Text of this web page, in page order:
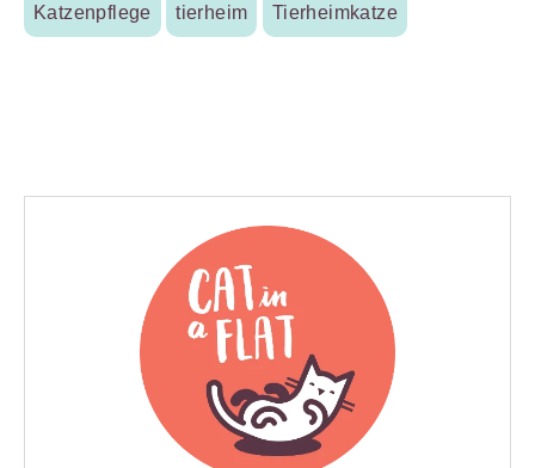
Katzenpflege tierheim Tierheimkatze